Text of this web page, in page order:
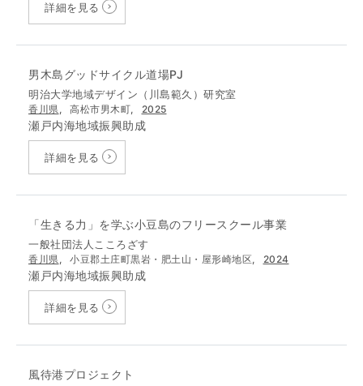
詳細を見る
男木島グッドサイクル道場PJ
明治大学地域デザイン（川島範久）研究室
香川県, 高松市男木町, 2025
瀬戸内海地域振興助成
詳細を見る
「生きる力」を学ぶ小豆島のフリースクール事業
一般社団法人こころざす
香川県, 小豆郡土庄町黒岩・肥土山・屋形崎地区, 2024
瀬戸内海地域振興助成
詳細を見る
風待港プロジェクト